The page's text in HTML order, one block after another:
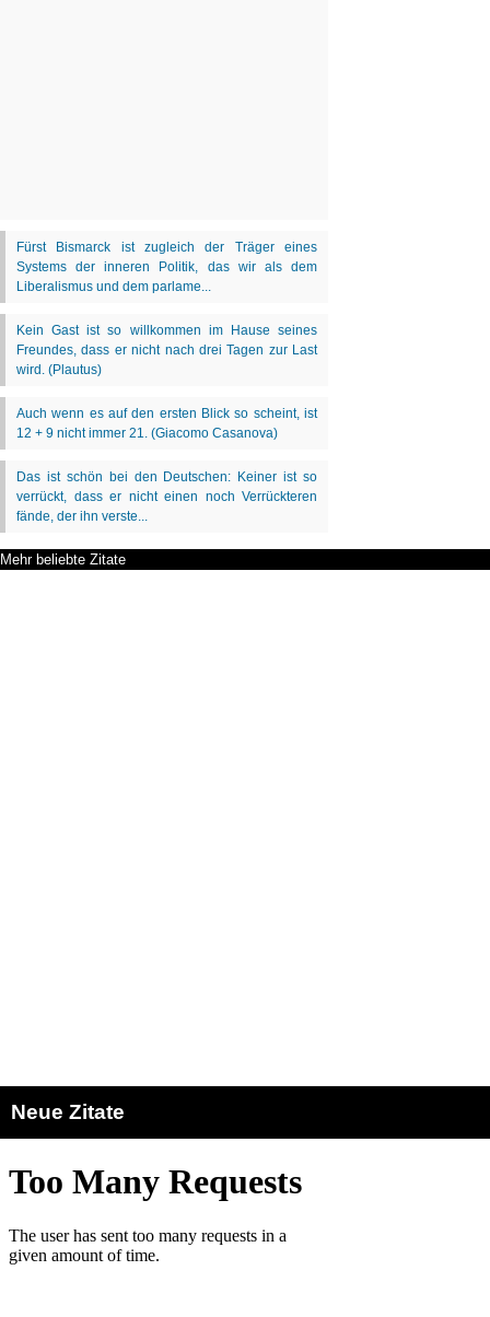
Mehr beliebte Zitate
Neue Zitate